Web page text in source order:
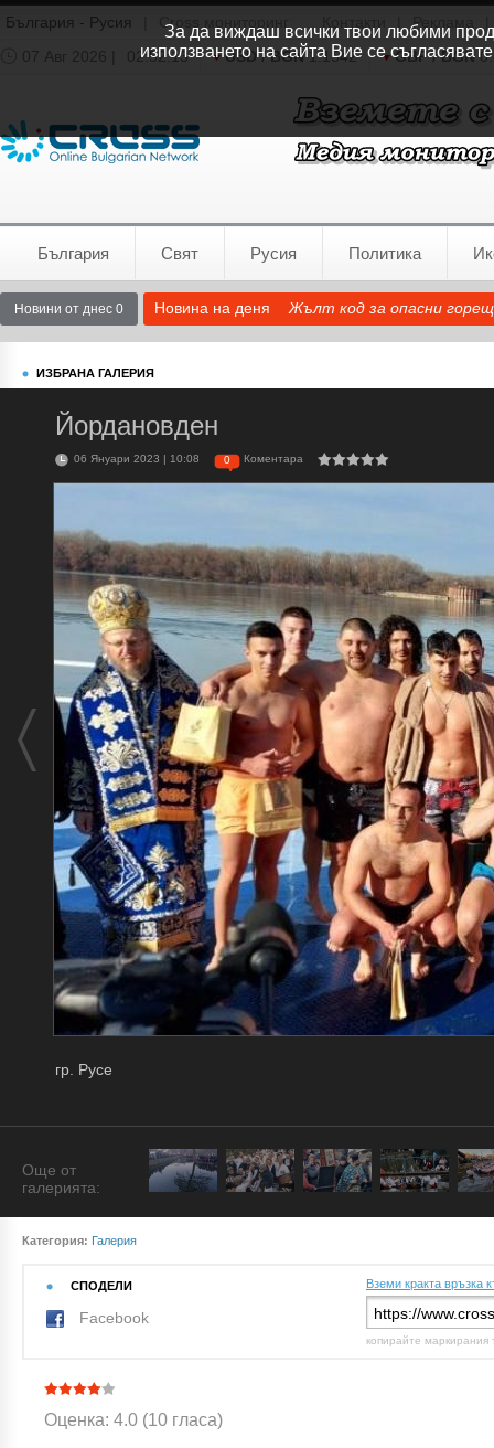
България - Русия Cross мониторинг Реклама
07 Авг 2026 |
02:52:14 USD / BGN1.1542 GBP / BGN
България Свят Русия Политика
Новини от днес 0 Новина на деня Жълт код за опасни
ИЗБРАНА ГАЛЕРИЯ
Йордановден
06 Януари 2023 | 10:08 0 Коментара
гр. Русе
Още от
галерията:
Категория: Галерия
СПОДЕЛИ
Facebook
Вземи кракта връзка
копирайте маркирания
Оценка: 4.0 (10 гласа)
За да виждаш всички твои любими
използването на сайта Вие се